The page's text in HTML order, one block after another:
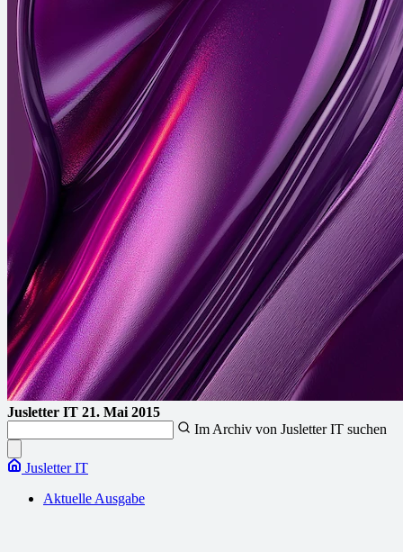
Jusletter IT 21. Mai 2015
Im Archiv von Jusletter IT suchen
Jusletter IT
Aktuelle Ausgabe